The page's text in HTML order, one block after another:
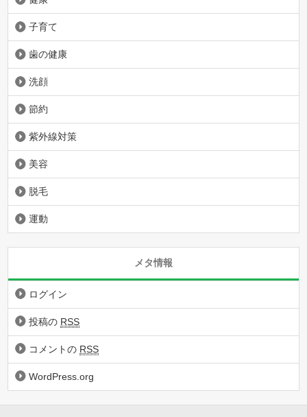
子育て
歯の健康
洗顔
節約
紫外線対策
美容
脱毛
運動
メタ情報
ログイン
投稿の RSS
コメントの RSS
WordPress.org